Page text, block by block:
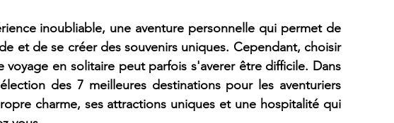
inoubliable, une aventure personnelle qui permet de
et de se créer des souvenirs uniques. Cependant, choisir
voyage en solitaire peut parfois s'averer être difficile. Dans
des 7 meilleures destinations pour les aventuriers
charme, ses attractions uniques et une hospitalité qui